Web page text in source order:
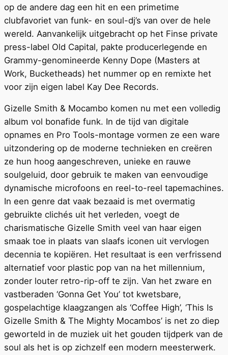
op de andere dag een hit en een primetime
clubfavoriet van funk- en soul-dj’s van over de hele
wereld. Aanvankelijk uitgebracht op het Finse private
press-label Old Capital, pakte producerlegende en
Grammy-genomineerde Kenny Dope (Masters at
Work, Bucketheads) het nummer op en remixte het
voor zijn eigen label Kay Dee Records.
Gizelle Smith & Mocambo komen nu met een volledig
album vol bonafide funk. In de tijd van digitale
opnames en Pro Tools-montage vormen ze een ware
uitzondering op de moderne technieken en creëren
ze hun hoog aangeschreven, unieke en rauwe
soulgeluid, door gebruik te maken van eenvoudige
dynamische microfoons en reel-to-reel tapemachines.
In een genre dat vaak bezaaid is met overmatig
gebruikte clichés uit het verleden, voegt de
charismatische Gizelle Smith veel van haar eigen
smaak toe in plaats van slaafs iconen uit vervlogen
decennia te kopiëren. Het resultaat is een verfrissend
alternatief voor plastic pop van na het millennium,
zonder louter retro-rip-off te zijn. Van het zware en
vastberaden ‘Gonna Get You’ tot kwetsbare,
gospelachtige klaagzangen als ‘Coffee High’, ‘This Is
Gizelle Smith & The Mighty Mocambos’ is net zo diep
geworteld in de muziek uit het gouden tijdperk van de
soul als het is op zichzelf een modern meesterwerk.